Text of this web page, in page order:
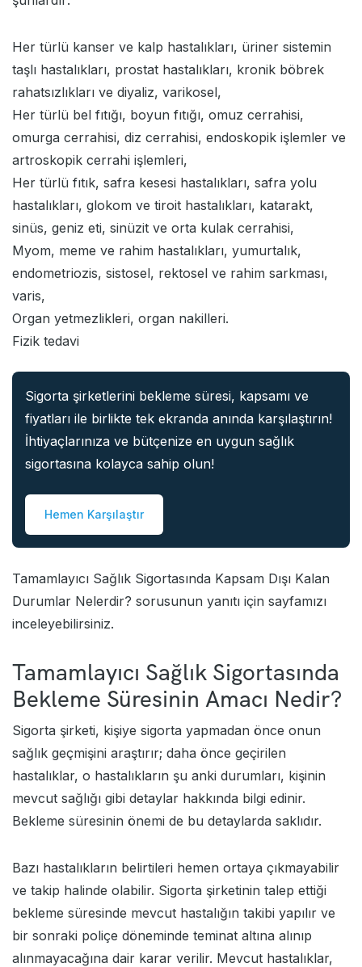
Her türlü kanser ve kalp hastalıkları, üriner sistemin
taşlı hastalıkları, prostat hastalıkları, kronik böbrek
rahatsızlıkları ve diyaliz, varikosel,
Her türlü bel fıtığı, boyun fıtığı, omuz cerrahisi,
omurga cerrahisi, diz cerrahisi, endoskopik işlemler ve
artroskopik cerrahi işlemleri,
Her türlü fıtık, safra kesesi hastalıkları, safra yolu
hastalıkları, glokom ve tiroit hastalıkları, katarakt,
sinüs, geniz eti, sinüzit ve orta kulak cerrahisi,
Myom, meme ve rahim hastalıkları, yumurtalık,
endometriozis, sistosel, rektosel ve rahim sarkması,
varis,
Organ yetmezlikleri, organ nakilleri.
Fizik tedavi
Sigorta şirketlerini bekleme süresi, kapsamı ve
fiyatları ile birlikte tek ekranda anında karşılaştırın!
İhtiyaçlarınıza ve bütçenize en uygun sağlık
sigortasına kolayca sahip olun!
Hemen Karşılaştır
Tamamlayıcı Sağlık Sigortasında Kapsam Dışı Kalan
Durumlar Nelerdir? sorusunun yanıtı için sayfamızı
inceleyebilirsiniz.
Tamamlayıcı Sağlık Sigortasında
Bekleme Süresinin Amacı Nedir?
Sigorta şirketi, kişiye sigorta yapmadan önce onun
sağlık geçmişini araştırır; daha önce geçirilen
hastalıklar, o hastalıkların şu anki durumları, kişinin
mevcut sağlığı gibi detaylar hakkında bilgi edinir.
Bekleme süresinin önemi de bu detaylarda saklıdır.
Bazı hastalıkların belirtileri hemen ortaya çıkmayabilir
ve takip halinde olabilir. Sigorta şirketinin talep ettiği
bekleme süresinde mevcut hastalığın takibi yapılır ve
bir sonraki poliçe döneminde teminat altına alınıp
alınmayacağına dair karar verilir. Mevcut hastalıklar,